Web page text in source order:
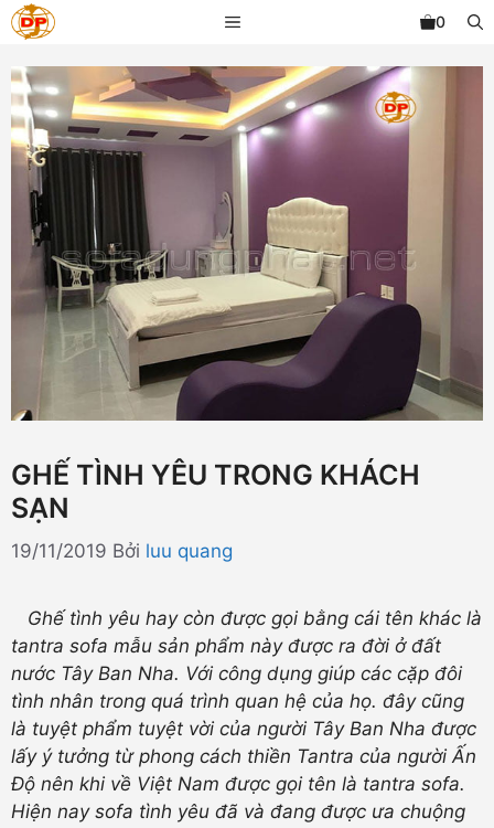
Chuyển
đến
nội
dung
MENU 0
GHẾ TÌNH YÊU TRONG KHÁCH
SẠN
19/11/2019 Bởi luu quang
Ghế tình yêu hay còn được gọi bằng cái tên khác là
tantra sofa mẫu sản phẩm này được ra đời ở đất
nước Tây Ban Nha. Với công dụng giúp các cặp đôi
tình nhân trong quá trình quan hệ của họ. đây cũng
là tuyệt phẩm tuyệt vời của người Tây Ban Nha được
lấy ý tưởng từ phong cách thiền Tantra của người Ấn
Độ nên khi về Việt Nam được gọi tên là tantra sofa.
Hiện nay sofa tình yêu đã và đang được ưa chuộng